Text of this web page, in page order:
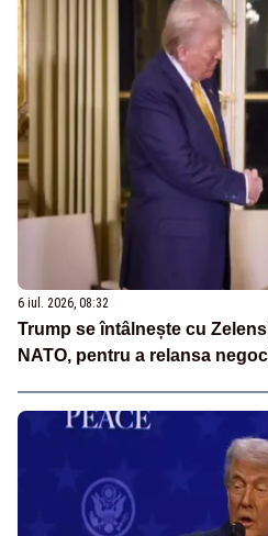
6 iul. 2026, 08:32
Trump se întâlnește cu
NATO, pentru a relansa